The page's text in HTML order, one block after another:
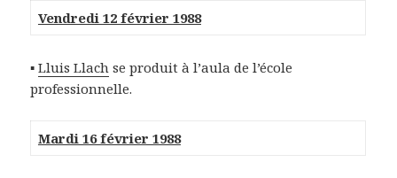
Vendredi 12 février 1988
▪Lluis Llach se produit à l’aula de l’école
professionnelle.
Mardi 16 février 1988